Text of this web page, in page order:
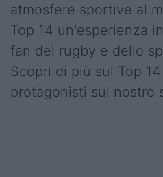
atmosfere sportive al
Top 14 un'esperienza
fan del rugby e dello
Scopri di più sul Top
protagonisti sul nostro